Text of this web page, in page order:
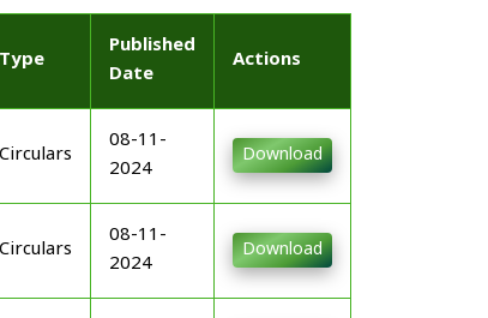
Type
Published
Date
Actions
Circulars
08-11-
2024
Download
Circulars
08-11-
2024
Download